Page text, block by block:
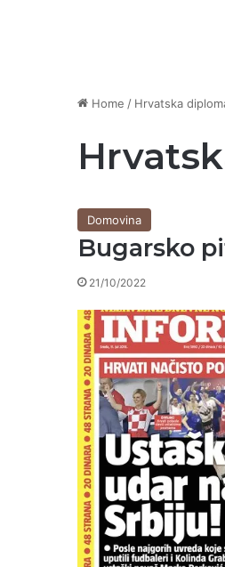
Home / Hrvatska
Domovina
Bugarsko
21/10/2022